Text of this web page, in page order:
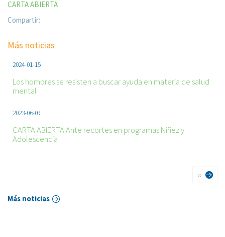
CARTA ABIERTA
Compartir:
Más noticias
2024-01-15
Los hombres se resisten a buscar ayuda en materia de salud
mental
2023-06-09
CARTA ABIERTA Ante recortes en programas Niñez y
Adolescencia
››
Más noticias